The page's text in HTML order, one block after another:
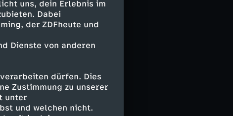
uns, dein Erlebnis im
Dabei
der ZDFheute und
Dienste von anderen
dürfen. Dies
Zustimmung zu unserer
unter
und welchen nicht.
der kaltes
gerade erst
stört. Er
beeinflusst